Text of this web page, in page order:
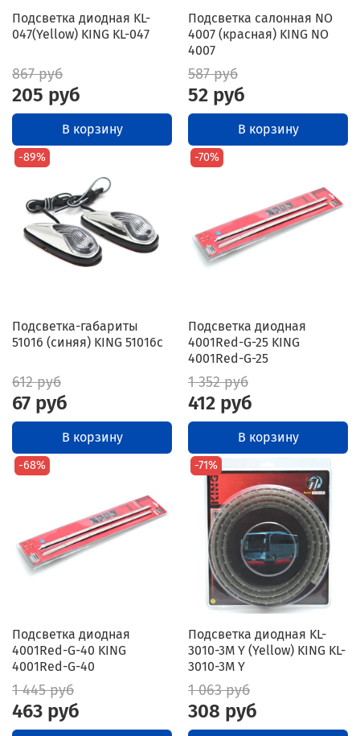
Подсветка диодная KL-
047(Yellow) KING KL-047
867 руб
205 руб
В корзину
Подсветка салонная NO
4007 (красная) KING NO
4007
587 руб
52 руб
В корзину
-89%
Подсветка-габариты
51016 (синяя) KING 51016с
612 руб
67 руб
В корзину
-70%
Подсветка диодная
4001Red-G-25 KING
4001Red-G-25
1 352 руб
412 руб
В корзину
-68%
Подсветка диодная
4001Red-G-40 KING
4001Red-G-40
1 445 руб
463 руб
-71%
Подсветка диодная KL-
3010-3M Y (Yellow) KING KL-
3010-3M Y
1 063 руб
308 руб